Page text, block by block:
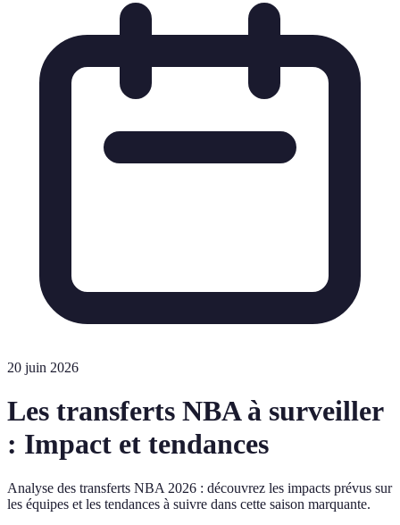
20 juin 2026
Les transferts NBA à surveiller
: Impact et tendances
Analyse des transferts NBA 2026 : découvrez les impacts prévus sur
les équipes et les tendances à suivre dans cette saison marquante.